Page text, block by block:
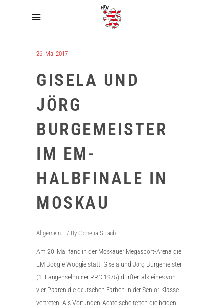
26. Mai 2017
GISELA UND
JÖRG
BURGEMEISTER
IM EM-
HALBFINALE IN
MOSKAU
Allgemein By Cornelia Straub
Am 20. Mai fand in der Moskauer Megasport-Arena die
EM Boogie Woogie statt. Gisela und Jörg Burgemeister
(1. Langenselbolder RRC 1975) durften als eines von
vier Paaren die deutschen Farben in der Senior-Klasse
vertreten. Als Vorrunden-Achte scheiterten die beiden